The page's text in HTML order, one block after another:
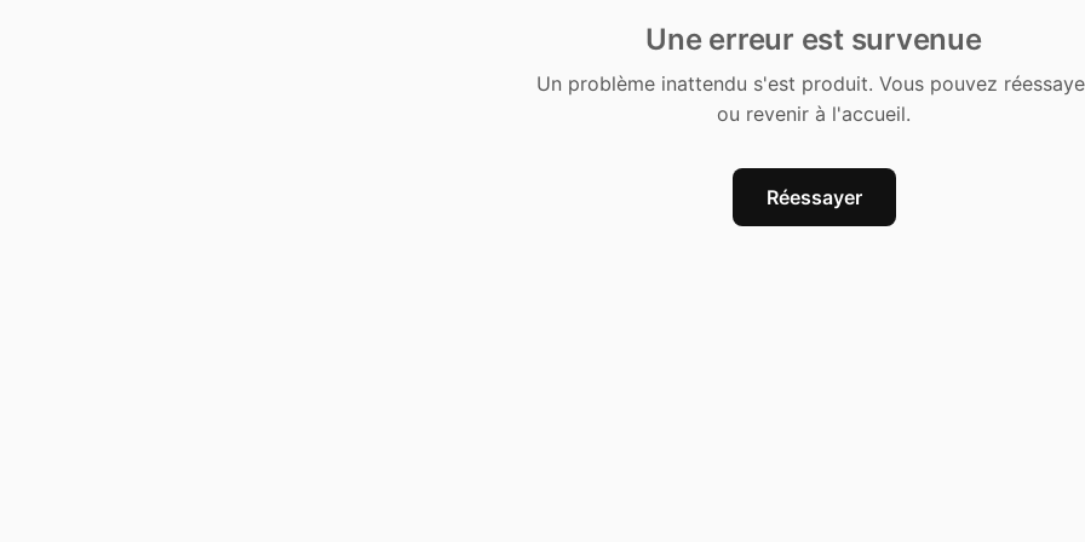
Une erreur est survenue
Un problème inattendu s'est produit. Vous pouvez
ou revenir à l'accueil.
Réessayer